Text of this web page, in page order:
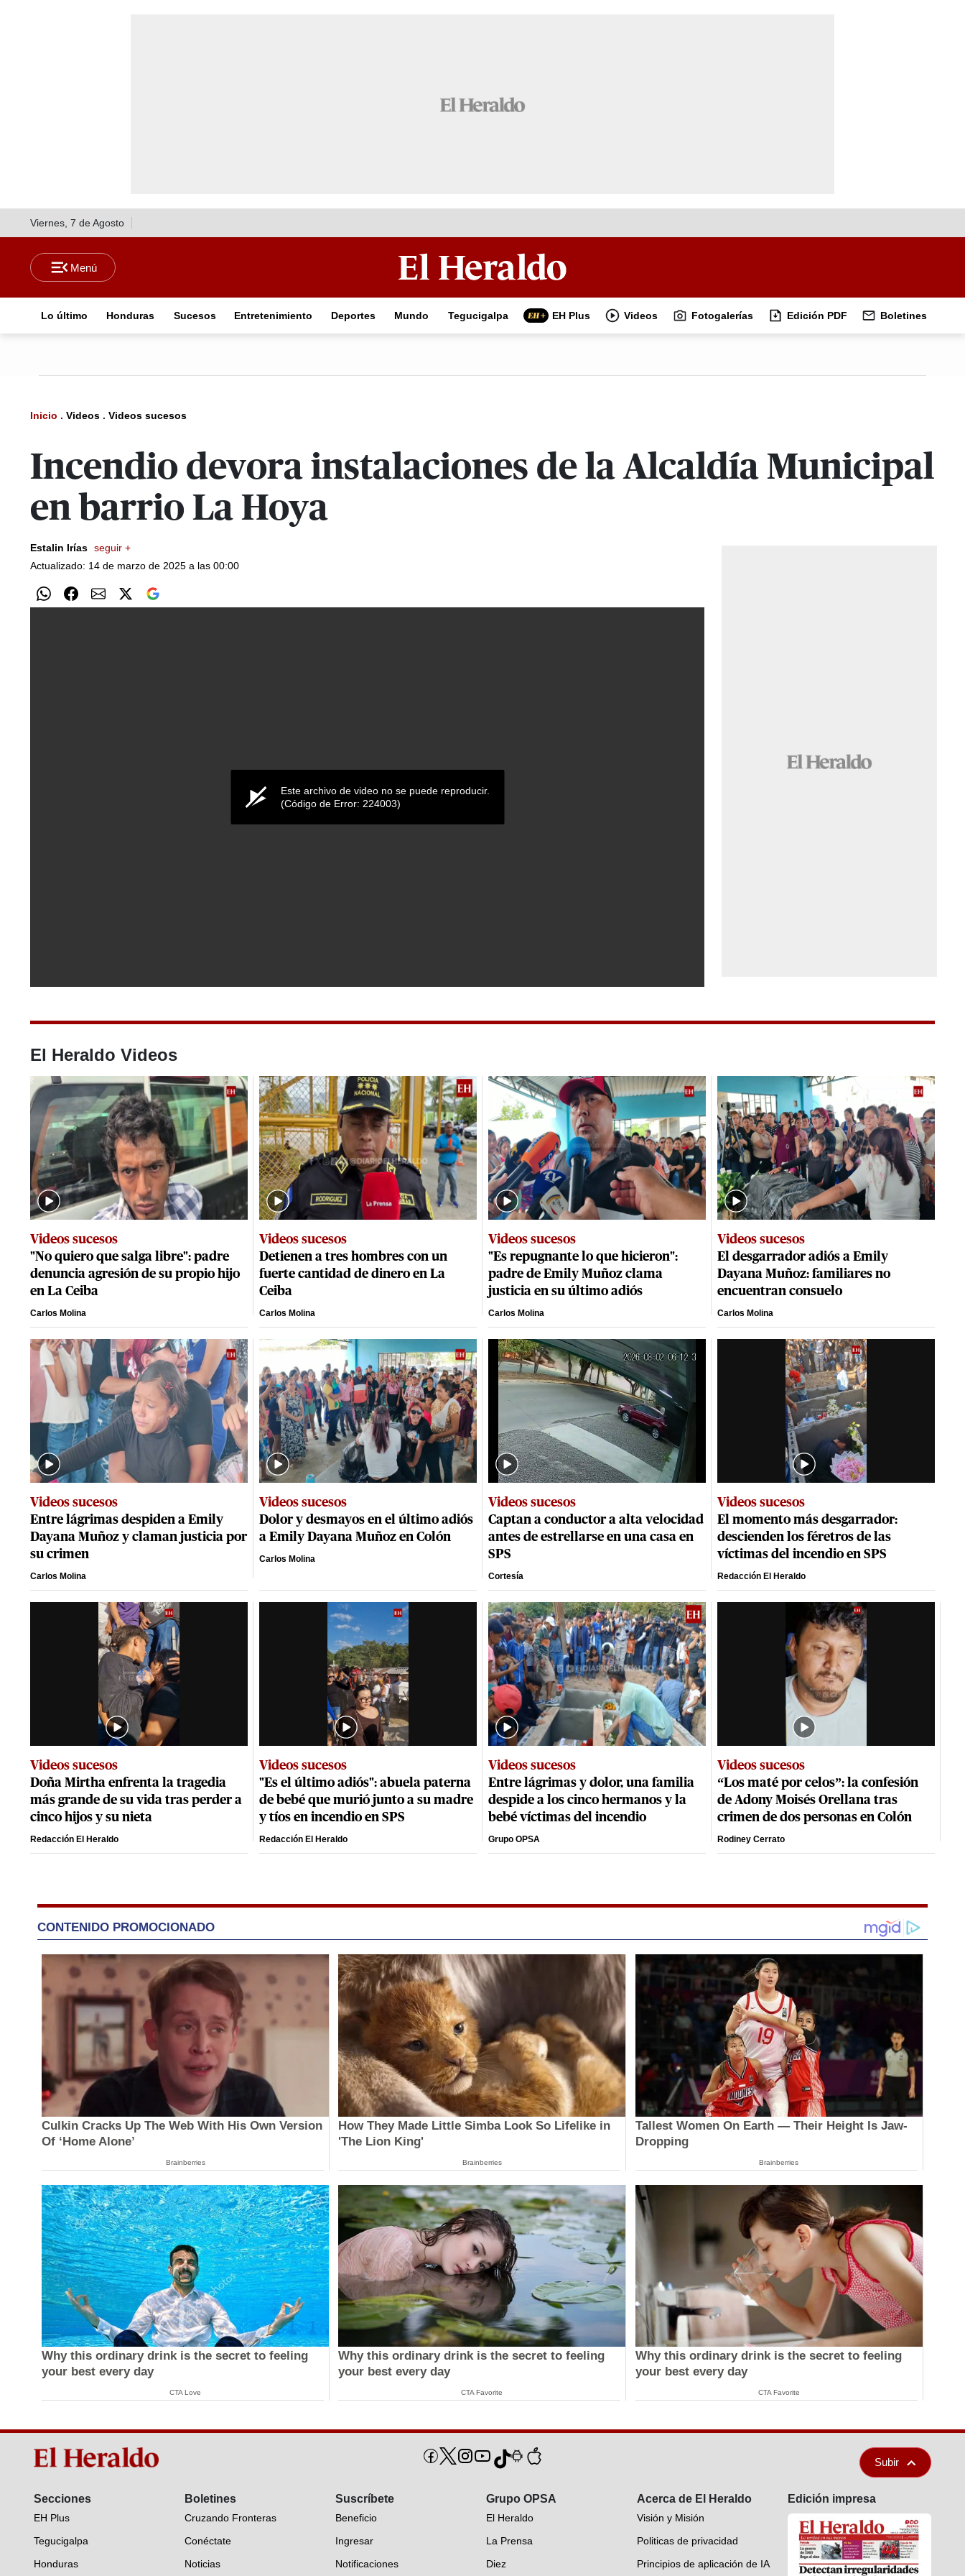
Viernes, 7 de Agosto
Lo último Honduras Sucesos Entretenimiento Deportes Mundo Tegucigalpa EH Plus Videos Fotogalerías Edición PDF Boletines
Inicio . Videos . Videos sucesos
Incendio devora instalaciones de la Alcaldía Municipal
en barrio La Hoya
Estalin Irías seguir +
Actualizado: 14 de marzo de 2025 a las 00:00
0
0%
Este archivo de video no se puede reproducir.
(Código de Error: 224003)
El Heraldo Videos
Videos sucesos
"No quiero que salga libre": padre
denuncia agresión de su propio hijo
en La Ceiba
Carlos Molina
Videos sucesos
Detienen a tres hombres con un
fuerte cantidad de dinero en La
Ceiba
Carlos Molina
Videos sucesos
"Es repugnante lo que hicieron":
padre de Emily Muñoz clama
justicia en su último adiós
Carlos Molina
Videos sucesos
El desgarrador adiós a Emily
Dayana Muñoz: familiares no
encuentran consuelo
Carlos Molina
Videos sucesos
Entre lágrimas despiden a Emily
Dayana Muñoz y claman justicia por
su crimen
Carlos Molina
Videos sucesos
Dolor y desmayos en el último adiós
a Emily Dayana Muñoz en Colón
Carlos Molina
Videos sucesos
Captan a conductor a alta velocidad
antes de estrellarse en una casa en
SPS
Cortesía
Videos sucesos
El momento más desgarrador:
descienden los féretros de las
víctimas del incendio en SPS
Redacción El Heraldo
Videos sucesos
Doña Mirtha enfrenta la tragedia
más grande de su vida tras perder a
cinco hijos y su nieta
Redacción El Heraldo
Videos sucesos
"Es el último adiós": abuela paterna
de bebé que murió junto a su madre
y tíos en incendio en SPS
Redacción El Heraldo
Videos sucesos
Entre lágrimas y dolor, una familia
despide a los cinco hermanos y la
bebé víctimas del incendio
Grupo OPSA
Videos sucesos
“Los maté por celos”: la confesión
de Adony Moisés Orellana tras
crimen de dos personas en Colón
Rodiney Cerrato
CONTENIDO PROMOCIONADO
Culkin Cracks Up The Web With His Own Version
Of ‘Home Alone’
Brainberries
How They Made Little Simba Look So Lifelike in
'The Lion King'
Brainberries
Tallest Women On Earth — Their Height Is Jaw-
Dropping
Brainberries
Why this ordinary drink is the secret to feeling
your best every day
CTA Love
Why this ordinary drink is the secret to feeling
your best every day
CTA Favorite
Why this ordinary drink is the secret to feeling
your best every day
CTA Favorite
Subir
Secciones
EH Plus
Tegucigalpa
Honduras
Boletines
Cruzando Fronteras
Conéctate
Noticias
Suscríbete
Beneficio
Ingresar
Notificaciones
Grupo OPSA
El Heraldo
La Prensa
Diez
Acerca de El Heraldo
Visión y Misión
Politicas de privacidad
Principios de aplicación de IA
Edición impresa